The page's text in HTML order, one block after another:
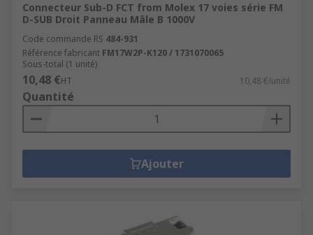
Connecteur Sub-D FCT from Molex 17 voies série FM
D-SUB Droit Panneau Mâle B 1000V
Code commande RS 484-931
Référence fabricant FM17W2P-K120 / 1731070065
Sous-total (1 unité)
10,48 €HT 10,48 €/unité
Quantité
Ajouter